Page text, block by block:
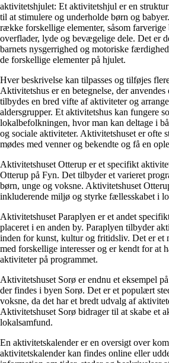
aktivitetshjulet: Et aktivitetshjul er en
til at stimulere og underholde børn og
række forskellige elementer, såsom farverige
overflader, lyde og bevægelige dele. Det er
barnets nysgerrighed og motoriske
de forskellige elementer på hjulet.
Hver beskrivelse kan tilpasses og tilføjes
Aktivitetshus er en betegnelse, der
tilbydes en bred vifte af aktiviteter og
aldersgrupper. Et aktivitetshus kan fungere
lokalbefolkningen, hvor man kan deltage i
og sociale aktiviteter. Aktivitetshuset er ofte
mødes med venner og bekendte og få en
Aktivitetshuset Otterup er et specifikt
Otterup på Fyn. Det tilbyder et varieret
børn, unge og voksne. Aktivitetshuset
inkluderende miljø og styrke fællesskabet i
Aktivitetshuset Paraplyen er et andet
placeret i en anden by. Paraplyen tilbyder
inden for kunst, kultur og fritidsliv. Det er et
med forskellige interesser og er kendt for at
aktiviteter på programmet.
Aktivitetshuset Sorø er endnu et eksempel
der findes i byen Sorø. Det er et populært
voksne, da det har et bredt udvalg af
Aktivitetshuset Sorø bidrager til at skabe et
lokalsamfund.
En aktivitetskalender er en oversigt over
aktivitetskalender kan findes online eller